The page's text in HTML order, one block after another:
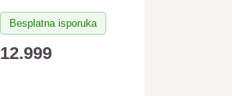
Besplatna isporuka
12.999